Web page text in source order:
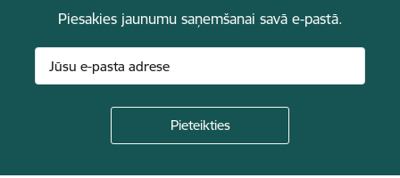
Piesakies jaunumu saņemšanai savā e-pastā.